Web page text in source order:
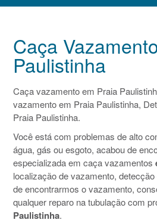
Caça
Paulistinha
Caça vazamento em Praia
vazamento em Praia Paulistinha,
Praia Paulistinha.
Você está com problemas de alto
água, gás ou esgoto, acabou de
especializada em caça vazamentos
localização de vazamento,
de encontrarmos o vazamento,
qualquer reparo na tubulação com
Paulistinha.